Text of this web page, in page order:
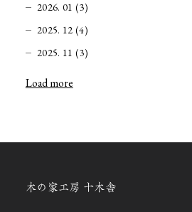
2026. 01 (3)
2025. 12 (4)
2025. 11 (3)
Load more
木の家工房 十木舎